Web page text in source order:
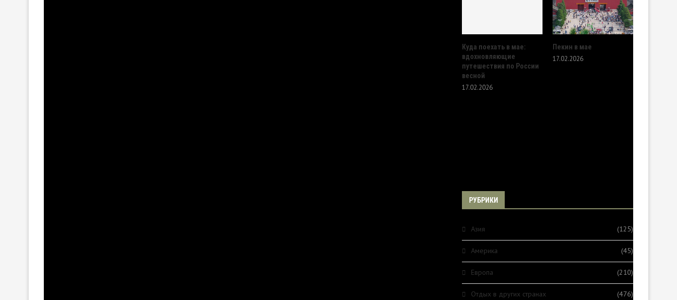
Куда поехать в мае:
вдохновляющие
путешествия по России
весной
17.02.2026
Пекин в мае
17.02.2026
РУБРИКИ
Азия (125)
Америка (45)
Европа (210)
Отдых в других странах (476)